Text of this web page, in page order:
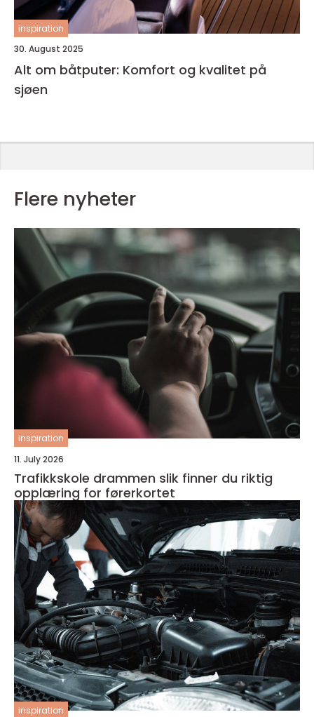
inspiration
30. August 2025
Alt om båtputer: Komfort og kvalitet på
sjøen
Flere nyheter
inspiration
11. July 2026
Trafikkskole drammen slik finner du riktig
opplæring for førerkortet
inspiration